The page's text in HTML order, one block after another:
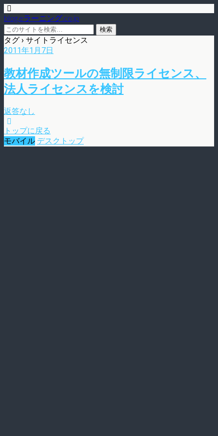
blog.eラーニング.co.jp
タグ › サイトライセンス
2011年1月7日
教材作成ツールの無制限ライセンス、
法人ライセンスを検討
返答なし
トップに戻る
モバイル デスクトップ